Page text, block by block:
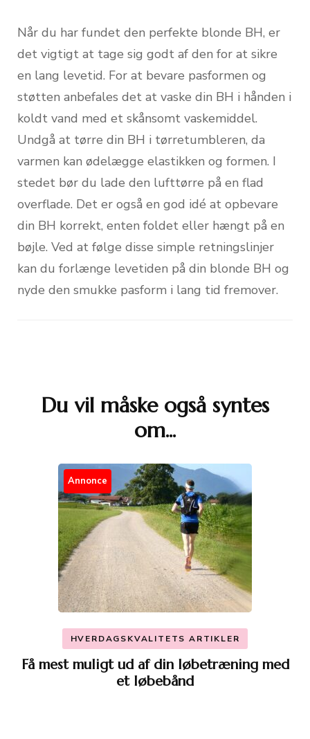
Når du har fundet den perfekte blonde BH, er
det vigtigt at tage sig godt af den for at sikre
en lang levetid. For at bevare pasformen og
støtten anbefales det at vaske din BH i hånden i
koldt vand med et skånsomt vaskemiddel.
Undgå at tørre din BH i tørretumbleren, da
varmen kan ødelægge elastikken og formen. I
stedet bør du lade den lufttørre på en flad
overflade. Det er også en god idé at opbevare
din BH korrekt, enten foldet eller hængt på en
bøjle. Ved at følge disse simple retningslinjer
kan du forlænge levetiden på din blonde BH og
nyde den smukke pasform i lang tid fremover.
Du vil måske også syntes
om...
Annonce
HVERDAGSKVALITETS ARTIKLER
Få mest muligt ud af din løbetræning med
et løbebånd